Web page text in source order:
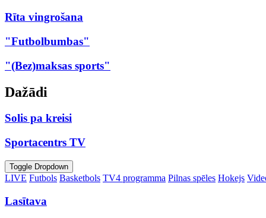
Rīta vingrošana
"Futbolbumbas"
"(Bez)maksas sports"
Dažādi
Solis pa kreisi
Sportacentrs TV
Toggle Dropdown
LIVE Futbols Basketbols TV4 programma Pilnas spēles Hokejs
Lasītava